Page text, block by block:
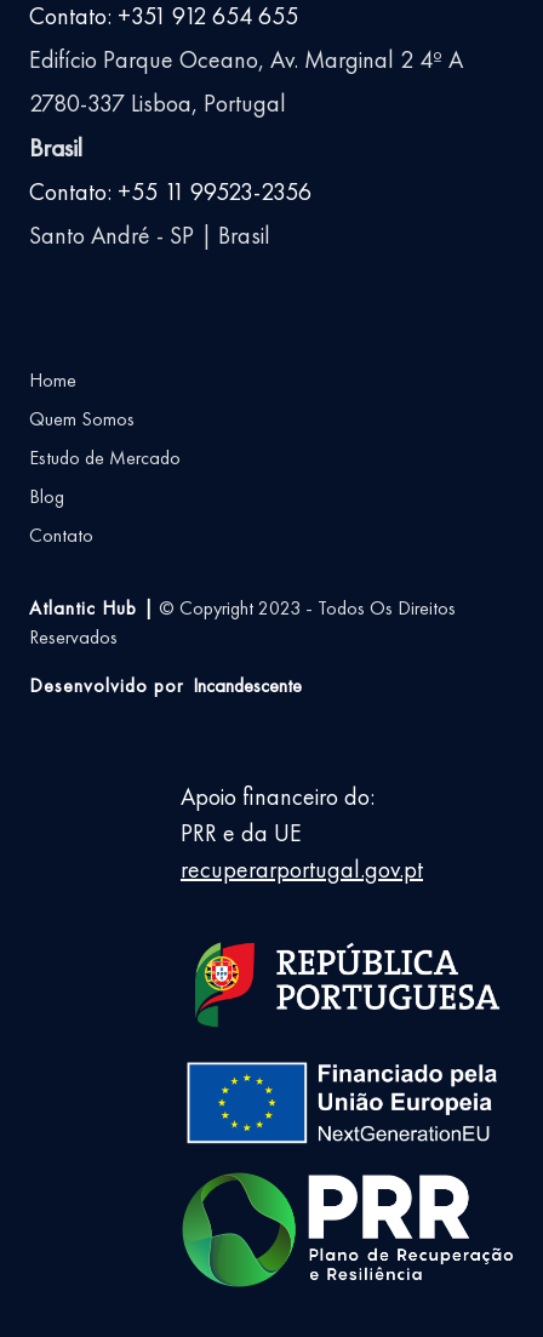
Contato: +351 912 654 655
Edifício Parque Oceano, Av. Marginal 2 4º A
2780-337 Lisboa, Portugal
Brasil
Contato: +55 11 99523-2356
Santo André - SP | Brasil
Home
Quem Somos
Estudo de Mercado
Blog
Contato
Atlantic Hub |
© Copyright 2023 - Todos Os Direitos
Reservados
Desenvolvido por Incandescente
Apoio financeiro do:
PRR e da UE
recuperarportugal.gov.pt